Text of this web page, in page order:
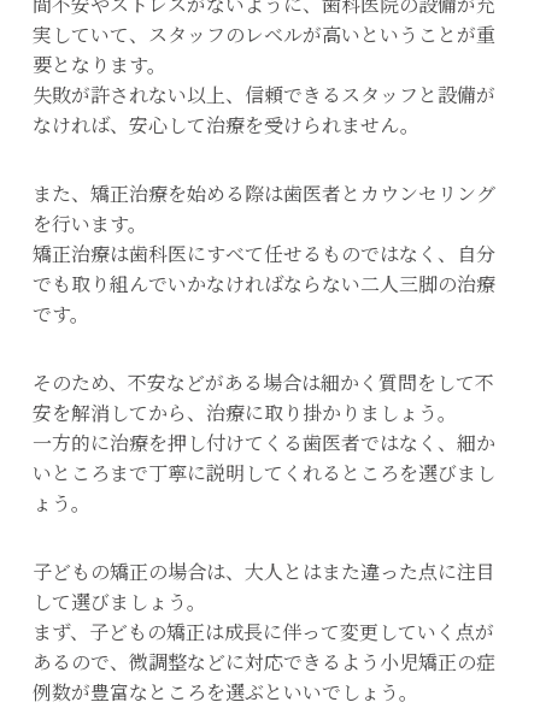
実していて、スタッフのレベルが高いということが重
要となります。
失敗が許されない以上、信頼できるスタッフと設備が
なければ、安心して治療を受けられません。
また、矯正治療を始める際は歯医者とカウンセリング
を行います。
矯正治療は歯科医にすべて任せるものではなく、自分
でも取り組んでいかなければならない二人三脚の治療
です。
そのため、不安などがある場合は細かく質問をして不
安を解消してから、治療に取り掛かりましょう。
一方的に治療を押し付けてくる歯医者ではなく、細か
いところまで丁寧に説明してくれるところを選びまし
ょう。
子どもの矯正の場合は、大人とはまた違った点に注目
して選びましょう。
まず、子どもの矯正は成長に伴って変更していく点が
あるので、微調整などに対応できるよう小児矯正の症
例数が豊富なところを選ぶといいでしょう。